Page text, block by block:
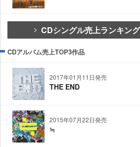
CDシングル売上ランキン
CDアルバム売上TOP3作品
2017年01月11日発売
THE END
2015年07月22日発売
≒